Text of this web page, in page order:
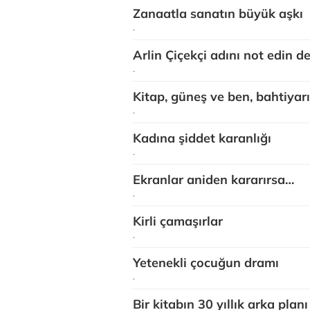
Zanaatla sanatın büyük aşkı
.
Arlin Çiçekçi adını not edin
.
Kitap, güneş ve ben,
.
Kadına şiddet karanlığı
.
Ekranlar aniden kararırsa…
.
Kirli çamaşırlar
.
Yetenekli çocuğun dramı
.
Bir kitabın 30 yıllık arka planı